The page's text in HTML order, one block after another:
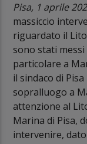
Pisa, 1 aprile
massiccio
riguardato il
sono stati messi
particolare a
il sindaco di Pisa
sopralluogo a
attenzione al
Marina di Pisa,
intervenire,